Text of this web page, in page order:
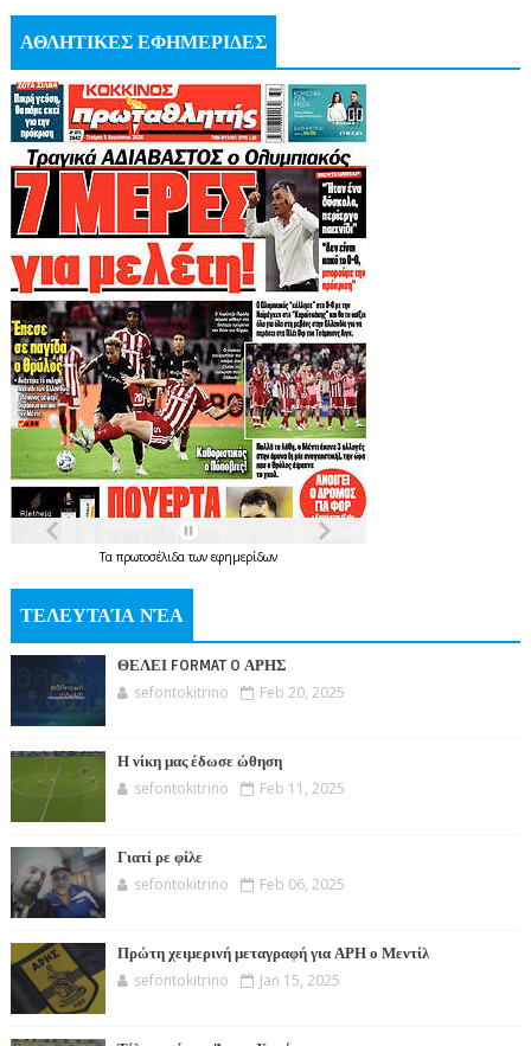
ΑΘΛΗΤΙΚΕΣ ΕΦΗΜΕΡΙΔΕΣ
Τα πρωτοσέλιδατων εφημερίδων
ΤΕΛΕΥΤΑΊΑ ΝΈΑ
ΘΕΛΕΙ FORMAT O ΑΡΗΣ
sefontokitrino Feb 20, 2025
Η νίκη μας έδωσε ώθηση
sefontokitrino Feb 11, 2025
Γιατί ρε φίλε
sefontokitrino Feb 06, 2025
Πρώτη χειμερινή μεταγραφή για ΑΡΗ ο Μεντίλ
sefontokitrino Jan 15, 2025